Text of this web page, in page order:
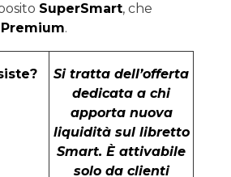
SuperSmart, che
Premium.
Si tratta dell’offerta
dedicata a chi
apporta nuova
liquidità sul libretto
Smart. È attivabile
solo da clienti